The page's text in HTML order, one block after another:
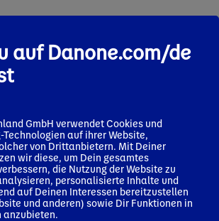
auf Danone.com/de
GmbH verwendet Cookies und
auf ihrer Website,
von Drittanbietern. Mit Deiner
wir diese, um Dein gesamtes
die Nutzung der Website zu
personalisierte Inhalte und
auf Deinen Interessen bereitzustellen
und anderen) sowie Dir Funktionen in